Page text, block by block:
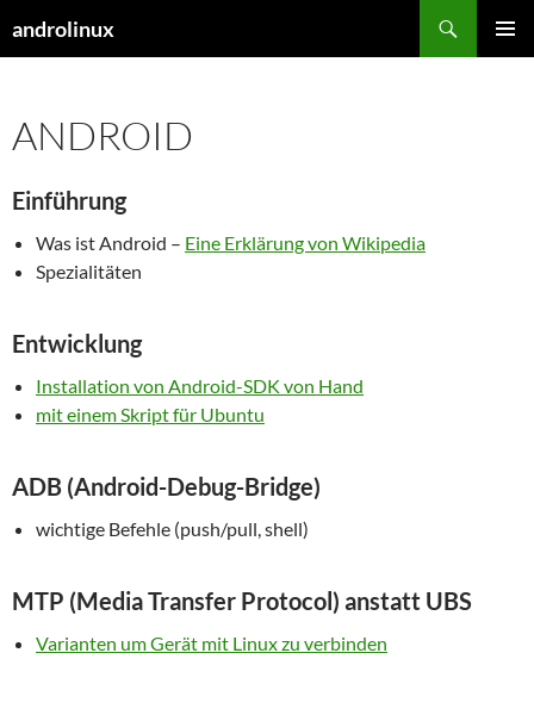
Inhalt
androlinux
ANDROID
Einführung
Was ist Android – Eine Erklärung von Wikipedia
Spezialitäten
Entwicklung
Installation von Android-SDK von Hand
mit einem Skript für Ubuntu
ADB (Android-Debug-Bridge)
wichtige Befehle (push/pull, shell)
MTP (Media Transfer Protocol) anstatt UBS
Varianten um Gerät mit Linux zu verbinden